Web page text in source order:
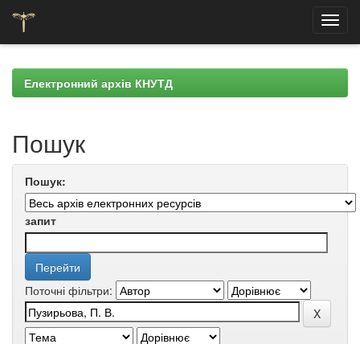
navigationЕлектронний архів КНУТД
Пошук
Пошук:
запит
Поточні фільтри: